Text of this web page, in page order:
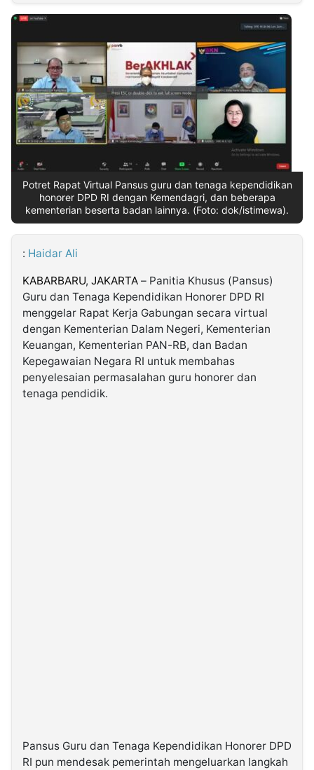
INDONESIA
Partner
Insight
NTB
Suara
Time
Lens
IDN
Daily
Jogja
Jalan
Rakyat
Idealita
News
Kita
Notice
Dinamikapost.com
Radar
Baru
Seedbacklink
Kabarbaru
Kabarbaru.co
2026
Potret Rapat Virtual Pansus guru dan tenaga kependidikan
honorer DPD RI dengan Kemendagri, dan beberapa
kementerian beserta badan lainnya. (Foto: dok/istimewa).
: Haidar Ali
KABARBARU, JAKARTA – Panitia Khusus (Pansus)
Guru dan Tenaga Kependidikan Honorer DPD RI
menggelar Rapat Kerja Gabungan secara virtual
dengan Kementerian Dalam Negeri, Kementerian
Keuangan, Kementerian PAN-RB, dan Badan
Kepegawaian Negara RI untuk membahas
penyelesaian permasalahan guru honorer dan
tenaga pendidik.
Pansus Guru dan Tenaga Kependidikan Honorer DPD
RI pun mendesak pemerintah mengeluarkan langkah